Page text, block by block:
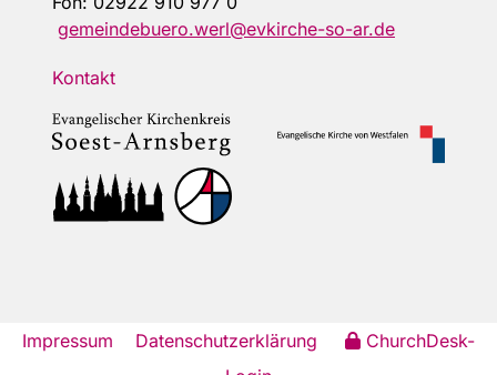
gemeindebuero.werl@evkirche-so-ar.de
Kontakt
Impressum Datenschutzerklärung
ChurchDesk-